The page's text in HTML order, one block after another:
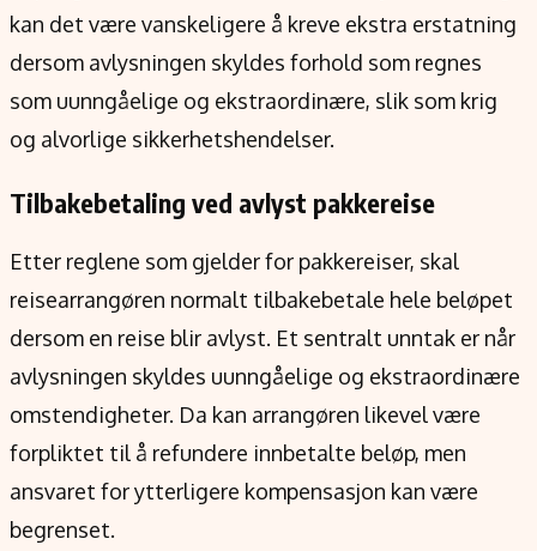
kan det være vanskeligere å kreve ekstra erstatning
dersom avlysningen skyldes forhold som regnes
som uunngåelige og ekstraordinære, slik som krig
og alvorlige sikkerhetshendelser.
Tilbakebetaling ved avlyst pakkereise
Etter reglene som gjelder for pakkereiser, skal
reisearrangøren normalt tilbakebetale hele beløpet
dersom en reise blir avlyst. Et sentralt unntak er når
avlysningen skyldes uunngåelige og ekstraordinære
omstendigheter. Da kan arrangøren likevel være
forpliktet til å refundere innbetalte beløp, men
ansvaret for ytterligere kompensasjon kan være
begrenset.